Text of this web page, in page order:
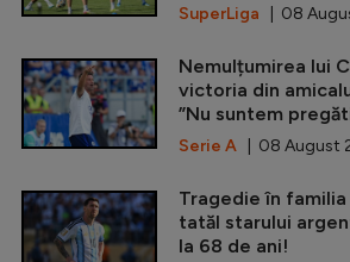
SuperLiga | 08
Nemulțumirea lui
victoria din
”Nu suntem
Serie A | 08 August
Tragedie în familia
tatăl starului
la 68 de ani!